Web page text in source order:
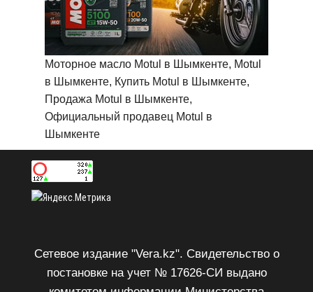
Моторное масло Motul в Шымкенте, Motul
в Шымкенте, Купить Motul в Шымкенте,
Продажа Motul в Шымкенте,
Официальный продавец Motul в
Шымкенте
Сетевое издание "Vera.kz". Свидетельство о
постановке на учет № 17626-СИ выдано